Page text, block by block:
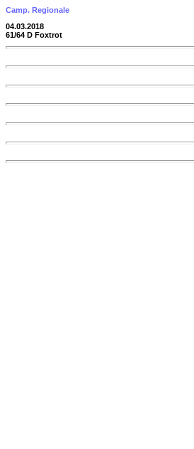
Camp. Regionale
04.03.2018
61/64 D Foxtrot